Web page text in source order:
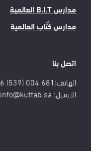
مدارس B.I.T العالمية
مدارس كُتّاب العالمية
اتصل بنا
الهاتف:681 004 (539) 966+
الايميل: info@kuttab.sa